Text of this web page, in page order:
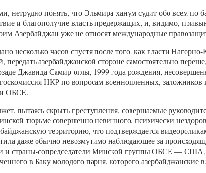
нетрудно понять, что Эльмира-ханум судит обо всем
и благополучие власть предержащих, и, видимо,
Азербайджан уже не относят международные
несколько часов спустя после того, как власти
азербайджанской стороне самостоятельно
Джавида Самир-оглы, 1999 года рождения,
НКР по вопросам военнопленных,
и ОБСЕ.
пытаясь скрыть преступления, совершаемые
тюрьме совершенно невинного, психически
территорию, что подтверждается
даже обычно невозмутимо наблюдающее за
и страны-сопредседатели Минской группы ОБСЕ —
в Баку молодого парня, которого азербайджанские